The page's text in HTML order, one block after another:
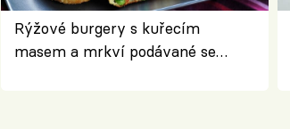
Rýžové burgery s kuřecím
masem a mrkví podávané se